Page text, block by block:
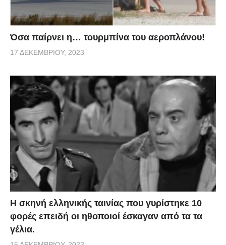
Όσα παίρνει η… τουρμπίνα του αεροπλάνου!
17 ΔΕΚΕΜΒΡΊΟΥ, 2023
H σκηνή ελληνικής ταινίας που γυρίστηκε 10
φορές επειδή οι ηθοποιοί έσκαγαν από τα τα
γέλια.